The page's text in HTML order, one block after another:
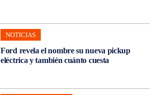
NOTICIAS
Ford revela el nombre su nueva pickup
eléctrica y también cuánto cuesta